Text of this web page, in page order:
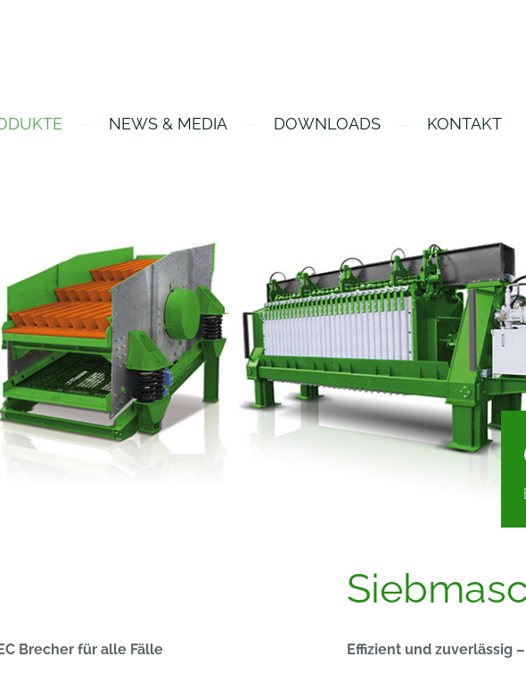
NEWS & MEDIA DOWNLOADS KONTAKT
Brecher für alle Fälle Effizient und zuverlässig